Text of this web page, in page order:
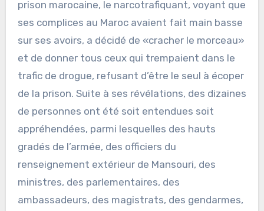
prison marocaine, le narcotrafiquant, voyant que
ses complices au Maroc avaient fait main basse
sur ses avoirs, a décidé de «cracher le morceau»
et de donner tous ceux qui trempaient dans le
trafic de drogue, refusant d’être le seul à écoper
de la prison. Suite à ses révélations, des dizaines
de personnes ont été soit entendues soit
appréhendées, parmi lesquelles des hauts
gradés de l’armée, des officiers du
renseignement extérieur de Mansouri, des
ministres, des parlementaires, des
ambassadeurs, des magistrats, des gendarmes,